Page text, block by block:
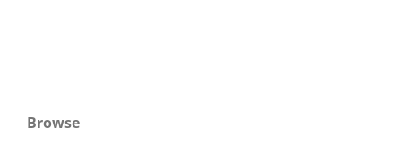
Browse